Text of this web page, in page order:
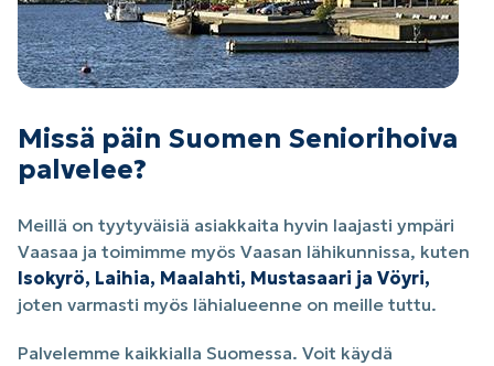
Missä päin Suomen Seniorihoiva
palvelee?
Meillä on tyytyväisiä asiakkaita hyvin laajasti ympäri
Vaasaa ja toimimme myös Vaasan lähikunnissa, kuten
Isokyrö, Laihia, Maalahti, Mustasaari ja Vöyri,
joten varmasti myös lähialueenne on meille tuttu.
Palvelemme kaikkialla Suomessa. Voit käydä